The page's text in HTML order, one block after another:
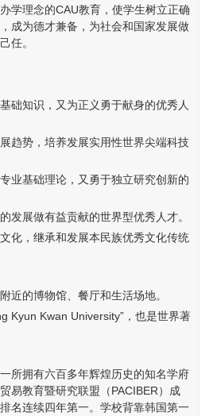
学理念的CAU教育，使学生树立正确
成为德才兼备，为社会和国家发展做
任。
础知识，又为正义勇于献身的优秀人
趋势，培养发展实用性世界尖端科技
业基础理论，又勇于独立研究创新的
发展做有益贡献的世界型优秀人才。
化，继承和发展本民族优秀文化传统
近的博物馆、餐厅和生活场地。
Kyun Kwan University”，也是世界著
所拥有六百多年辉煌历史的知名学府
易教育暨研究联盟（PACIBER）成
名连续四年第一。学校背靠韩国第一